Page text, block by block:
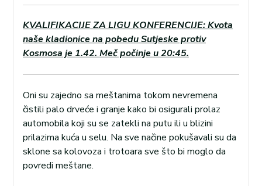
KVALIFIKACIJE ZA LIGU KONFERENCIJE: Kvota
naše kladionice na pobedu Sutjeske protiv
Kosmosa je 1.42. Meč počinje u 20:45.
Oni su zajedno sa meštanima tokom nevremena
čistili palo drveće i granje kako bi osigurali prolaz
automobila koji su se zatekli na putu ili u blizini
prilazima kuća u selu. Na sve načine pokušavali su da
sklone sa kolovoza i trotoara sve što bi moglo da
povredi meštane.